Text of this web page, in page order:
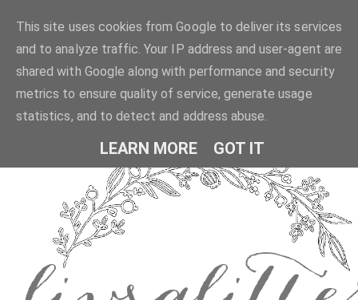
This site uses cookies from Google to deliver its services
and to analyze traffic. Your IP address and user-agent are
shared with Google along with performance and security
metrics to ensure quality of service, generate usage
statistics, and to detect and address abuse.
LEARN MORE GOT IT